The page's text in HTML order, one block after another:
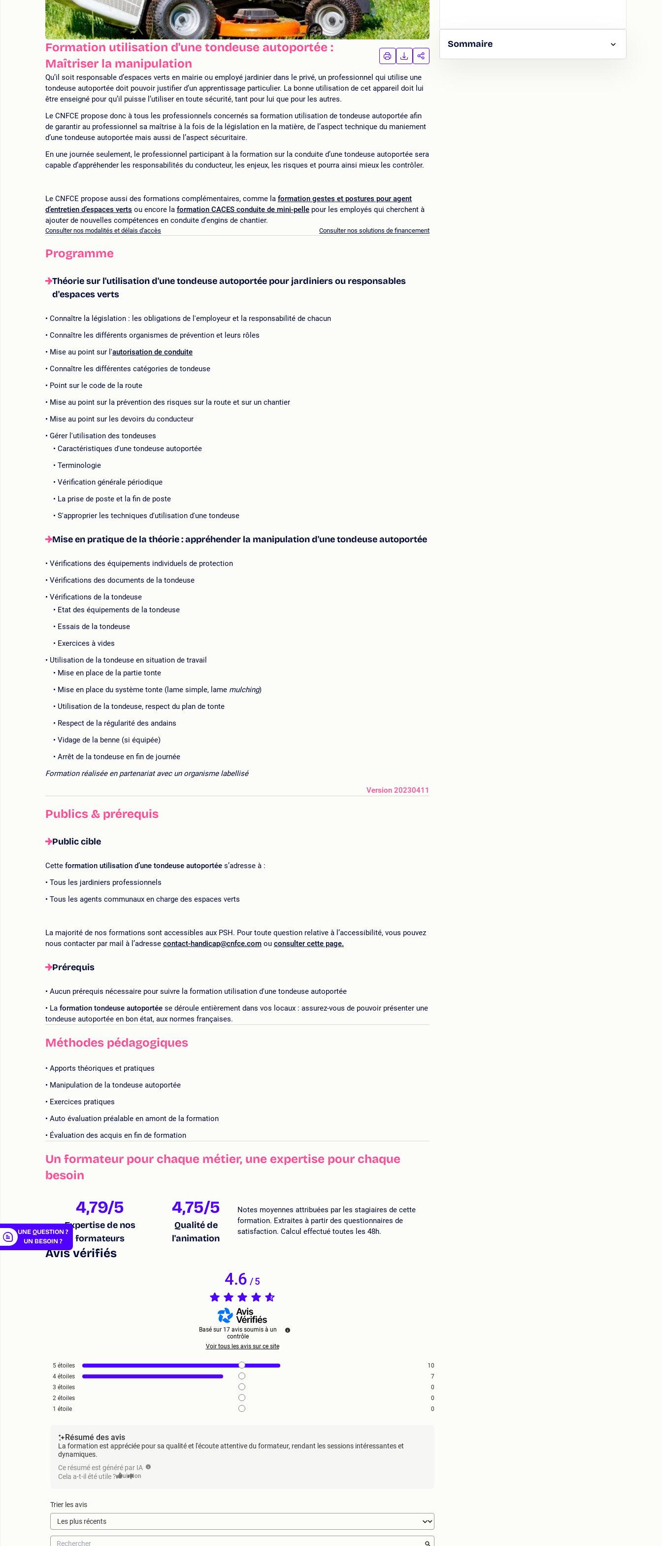
Formation utilisation d'une tondeuse autoportée :
Maîtriser la manipulation
IMPRIMER
LA
FORMATION
TÉLÉCHARGER
LA
FORMATION
PARTAGER
FORMATION
Qu’il soit responsable d’espaces verts en mairie ou employé jardinier dans le privé, un professionnel qui utilise une
tondeuse autoportée doit pouvoir justifier d’un apprentissage particulier. La bonne utilisation de cet appareil doit lui
être enseigné pour qu’il puisse l’utiliser en toute sécurité, tant pour lui que pour les autres.
Le CNFCE propose donc à tous les professionnels concernés sa formation utilisation de tondeuse autoportée afin
de garantir au professionnel sa maîtrise à la fois de la législation en la matière, de l’aspect technique du maniement
d’une tondeuse autoportée mais aussi de l’aspect sécuritaire.
En une journée seulement, le professionnel participant à la formation sur la conduite d’une tondeuse autoportée sera
capable d’appréhender les responsabilités du conducteur, les enjeux, les risques et pourra ainsi mieux les contrôler.
Le CNFCE propose aussi des formations complémentaires, comme la formation gestes et postures pour agent
d’entretien d’espaces verts ou encore la formation CACES conduite de mini-pelle pour les employés qui cherchent à
ajouter de nouvelles compétences en conduite d’engins de chantier.
Consulter nos modalités et délais d'accès Consulter nos solutions de financement
Programme
Théorie sur l'utilisation d'une tondeuse autoportée pour jardiniers ou responsables
d'espaces verts
Connaître la législation : les obligations de l'employeur et la responsabilité de chacun
Connaître les différents organismes de prévention et leurs rôles
Mise au point sur l'autorisation de conduite
Connaître les différentes catégories de tondeuse
Point sur le code de la route
Mise au point sur la prévention des risques sur la route et sur un chantier
Mise au point sur les devoirs du conducteur
Gérer l'utilisation des tondeuses
Caractéristiques d'une tondeuse autoportée
Terminologie
Vérification générale périodique
La prise de poste et la fin de poste
S'approprier les techniques d'utilisation d'une tondeuse
Mise en pratique de la théorie : appréhender la manipulation d'une tondeuse autoportée
Vérifications des équipements individuels de protection
Vérifications des documents de la tondeuse
Vérifications de la tondeuse
Etat des équipements de la tondeuse
Essais de la tondeuse
Exercices à vides
Utilisation de la tondeuse en situation de travail
Mise en place de la partie tonte
Mise en place du système tonte (lame simple, lame mulching)
Utilisation de la tondeuse, respect du plan de tonte
Respect de la régularité des andains
Vidage de la benne (si équipée)
Arrêt de la tondeuse en fin de journée
Formation réalisée en partenariat avec un organisme labellisé
Version 20230411
Publics & prérequis
Public cible
Cette formation utilisation d’une tondeuse autoportée s’adresse à :
Tous les jardiniers professionnels
Tous les agents communaux en charge des espaces verts
La majorité de nos formations sont accessibles aux PSH. Pour toute question relative à l’accessibilité, vous pouvez
nous contacter par mail à l’adresse contact-handicap@cnfce.com ou consulter cette page.
Prérequis
Aucun prérequis nécessaire pour suivre la formation utilisation d'une tondeuse autoportée
La formation tondeuse autoportée se déroule entièrement dans vos locaux : assurez-vous de pouvoir présenter une
tondeuse autoportée en bon état, aux normes françaises.
Méthodes pédagogiques
Apports théoriques et pratiques
Manipulation de la tondeuse autoportée
Exercices pratiques
Auto évaluation préalable en amont de la formation
Évaluation des acquis en fin de formation
Un formateur pour chaque métier, une expertise pour chaque
besoin
4,79/5
Expertise de nos
formateurs
4,75/5
Qualité de
l'animation
Notes moyennes attribuées par les stagiaires de cette
formation. Extraites à partir des questionnaires de
satisfaction. Calcul effectué toutes les 48h.
Avis vérifiés
4.6/5
Basé sur 17 avis soumis à un
contrôle
Voir tous les avis sur ce site
5 étoiles
10
4 étoiles
7
3 étoiles
0
2 étoiles
0
1 étoile 0
Résumé des avis
La formation est appréciée pour sa qualité et l'écoute attentive du formateur, rendant les sessions intéressantes et
dynamiques.
Ce résumé est généré par IA
Cela a-t-il été utile ? Oui Non
Trier les avis
Sommaire
UNE QUESTION ?
UN BESOIN ?